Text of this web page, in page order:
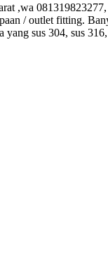
,wa
/ outlet fitting.
sus 304, sus